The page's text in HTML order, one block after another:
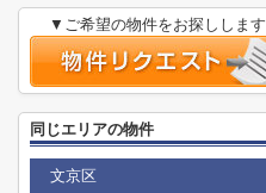
▼ご希望の物件をお探しします
同じエリアの物件
文京区